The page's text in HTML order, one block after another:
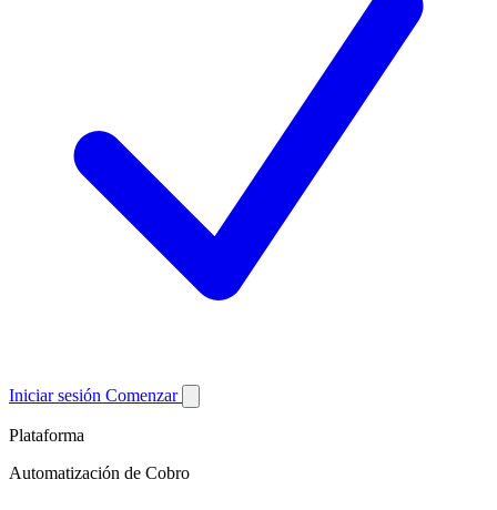
Iniciar sesión Comenzar
Plataforma
Automatización de Cobro